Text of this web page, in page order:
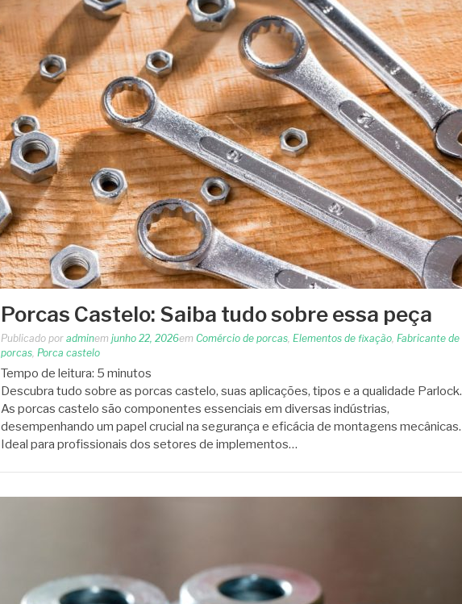
Porcas Castelo: Saiba tudo sobre essa peça
Publicado por adminem junho 22, 2026em Comércio de porcas, Elementos de fixação, Fabricante de
porcas, Porca castelo
Tempo de leitura: 5 minutos
Descubra tudo sobre as porcas castelo, suas aplicações, tipos e a qualidade Parlock.
As porcas castelo são componentes essenciais em diversas indústrias,
desempenhando um papel crucial na segurança e eficácia de montagens mecânicas.
Ideal para profissionais dos setores de implementos…